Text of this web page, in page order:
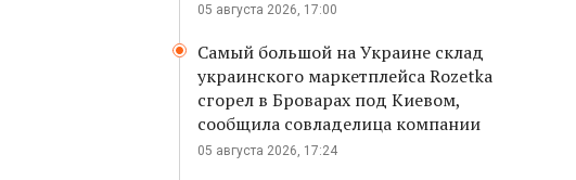
05 августа 2026, 17:00
Самый большой на Украине склад
украинского маркетплейса Rozetka
сгорел в Броварах под Киевом,
сообщила совладелица компании
05 августа 2026, 17:24